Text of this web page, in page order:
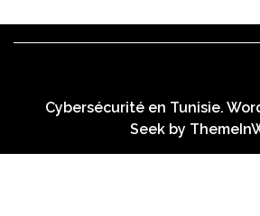
Cybersécurité en Tunisie.
Seek by